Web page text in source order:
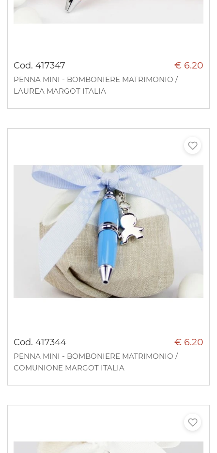
Cod. 417347 € 6.20
PENNA MINI - BOMBONIERE MATRIMONIO /
LAUREA MARGOT ITALIA
Cod. 417344 € 6.20
PENNA MINI - BOMBONIERE MATRIMONIO /
COMUNIONE MARGOT ITALIA